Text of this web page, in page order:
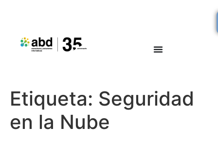
Etiqueta: Seguridad
en la Nube